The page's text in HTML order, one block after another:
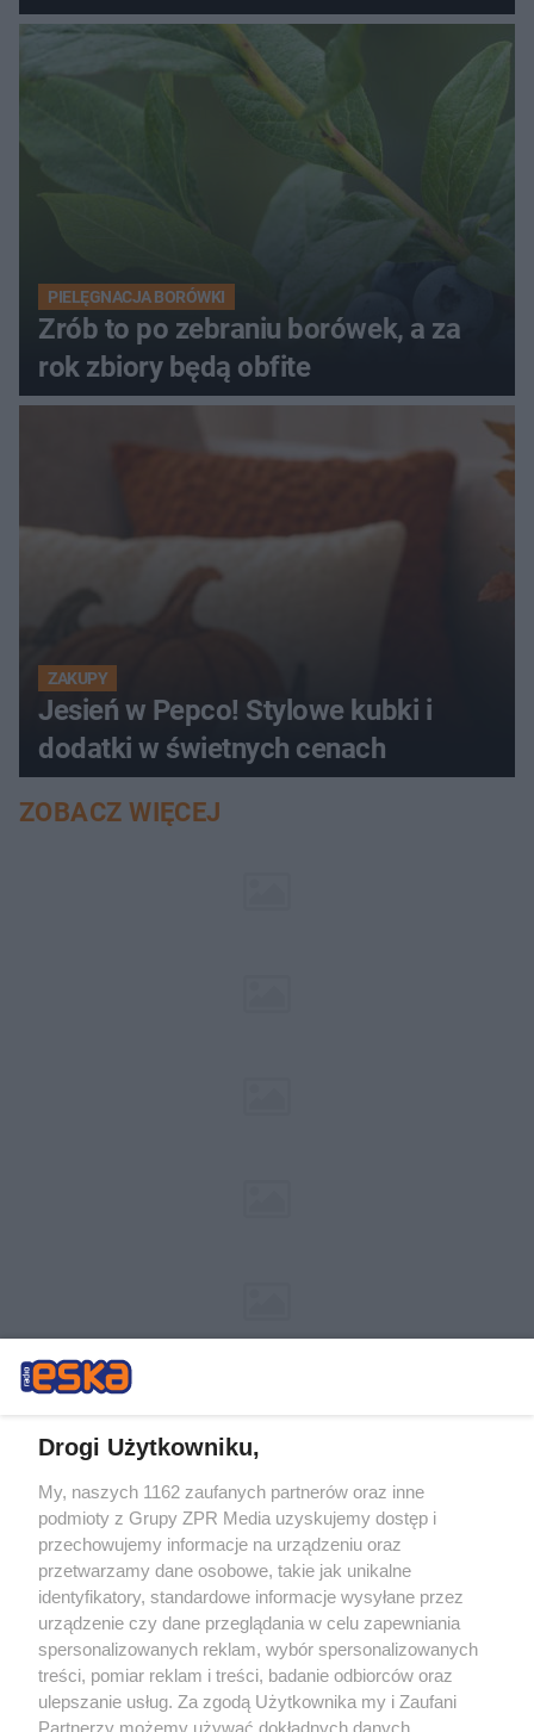
PIELĘGNACJA BORÓWKI
Zrób to po zebraniu borówek, a za
rok zbiory będą obfite
ZAKUPY
Jesień w Pepco! Stylowe kubki i
dodatki w świetnych cenach
ZOBACZ WIĘCEJ
Żaden utwór zamieszczony w serwisie nie może być powielany i
rozpowszechniany lub dalej rozpowszechniany w jakikolwiek sposób (w
tym także elektroniczny lub mechaniczny) na jakimkolwiek polu
eksploatacji w jakiejkolwiek formie, włącznie z umieszczaniem w
Internecie bez pisemnej zgody właściciela praw. Jakiekolwiek użycie lub
wykorzystanie utworów w całości lub w części z naruszeniem prawa,
tzn. bez właściwej zgody, jest zabronione pod groźbą kary i może być
ścigane prawnie.
Drogi Użytkowniku,
My, naszych 1162 zaufanych partnerów oraz inne
podmioty z Grupy ZPR Media uzyskujemy dostęp i
przechowujemy informacje na urządzeniu oraz
przetwarzamy dane osobowe, takie jak unikalne
identyfikatory, standardowe informacje wysyłane przez
urządzenie czy dane przeglądania w celu zapewniania
spersonalizowanych reklam, wybór spersonalizowanych
treści, pomiar reklam i treści, badanie odbiorców oraz
ulepszanie usług. Za zgodą Użytkownika my i Zaufani
Partnerzy możemy używać dokładnych danych